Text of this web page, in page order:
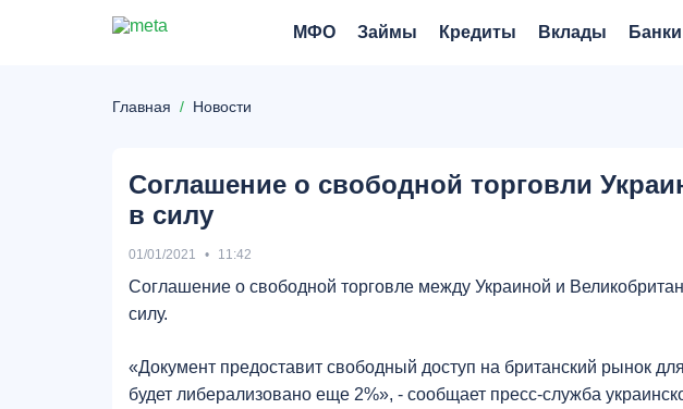
МФО Займы Кредиты Вклады Банки
Главная Новости
Соглашение о свободной торговли
в силу
01/01/2021 11:42
Соглашение о свободной торговле между Украиной и
силу.
«Документ предоставит свободный доступ на британский рынок
будет либерализовано еще 2%», - сообщает пресс-служба